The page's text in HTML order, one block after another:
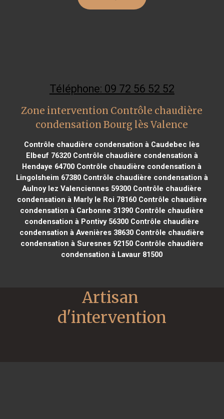
Téléphone: 09 72 56 52 52
Zone intervention Contrôle chaudière
condensation Bourg lès Valence
Contrôle chaudière condensation à Caudebec lès
Elbeuf 76320Contrôle chaudière condensation à
Hendaye 64700 Contrôle chaudière condensation à
Lingolsheim 67380Contrôle chaudière condensation à
Aulnoy lez Valenciennes 59300 Contrôle chaudière
condensation à Marly le Roi 78160Contrôle chaudière
condensation à Carbonne 31390 Contrôle chaudière
condensation à Pontivy 56300 Contrôle chaudière
condensation à Avenières 38630 Contrôle chaudière
condensation à Suresnes 92150Contrôle chaudière
condensation à Lavaur 81500
Artisan
d'intervention